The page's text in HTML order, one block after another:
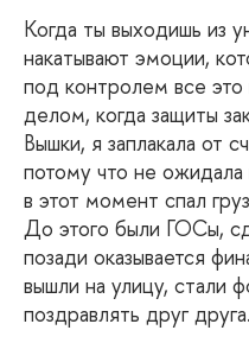
Когда ты выходишь из
накатывают эмоции,
под контролем все
делом, когда защиты
Вышки, я заплакала от
потому что не
в этот момент спал
До этого были ГОСы,
позади оказывается
вышли на улицу, стали
поздравлять друг друга.